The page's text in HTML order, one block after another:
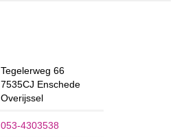
Tegelerweg 66
7535CJ Enschede
Overijssel
053-4303538